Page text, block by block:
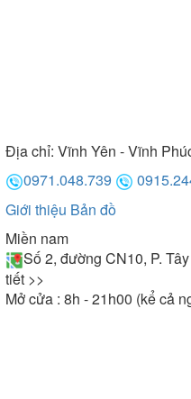
Địa chỉ: Vĩnh Yên - Vĩnh
0971.048.739
Giới thiệu Bản đồ
Miền nam
Số 2, đường CN10, P.
tiết >>
Mở cửa : 8h - 21h00 (kể cả